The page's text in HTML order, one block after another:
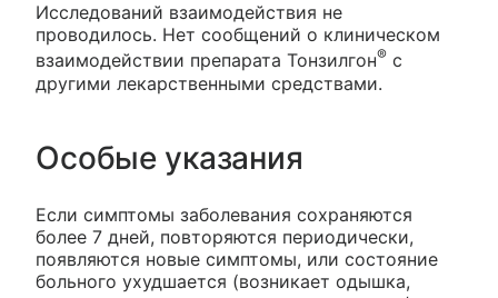
Исследований взаимодействия не
проводилось. Нет сообщений о клиническом
взаимодействии препарата Тонзилгон® с
другими лекарственными средствами.
Особые указания
Если симптомы заболевания сохраняются
более 7 дней, повторяются периодически,
появляются новые симптомы, или состояние
больного ухудшается (возникает одышка,